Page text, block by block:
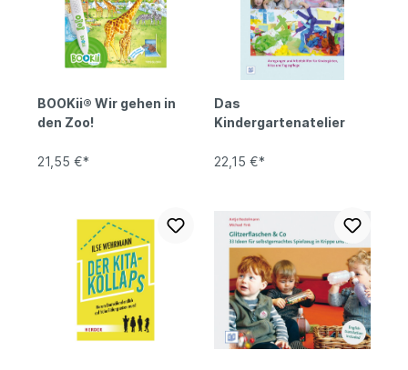
BOOKii® Wir gehen in
den Zoo!
21,55 €*
Das
Kindergartenatelier
22,15 €*